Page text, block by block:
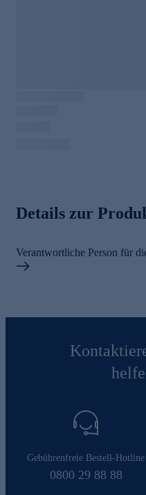
Details zur
Verantwortliche Person für
Gebührenfreie Bestell-Hotline
0800 29 88 88